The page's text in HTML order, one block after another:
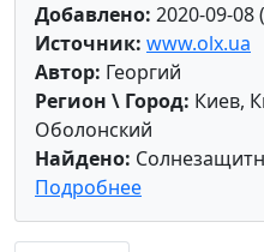
Добавлено: 2020-09-08
Источник: www.olx.ua
Автор: Георгий
Регион \ Город: Киев,
Оболонский
Найдено:
Подробнее